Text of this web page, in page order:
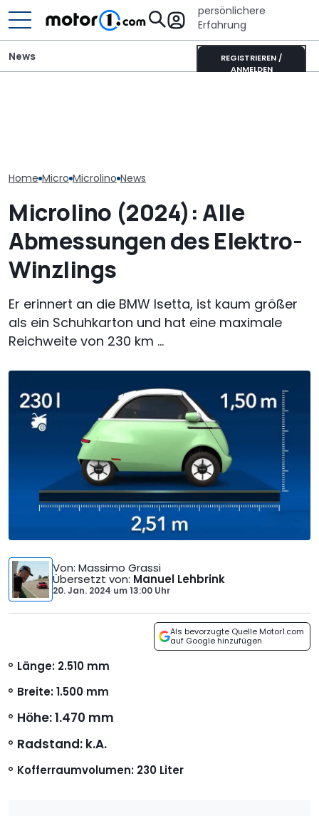
persönlichere
Erfahrung
REGISTRIEREN /
ANMELDEN
News
Home Micro Microlino News
Microlino (2024): Alle
Abmessungen des Elektro-
Winzlings
Er erinnert an die BMW Isetta, ist kaum größer
als ein Schuhkarton und hat eine maximale
Reichweite von 230 km ...
Von: Massimo Grassi
Übersetzt von: Manuel Lehbrink
20. Jan. 2024 um13:00 Uhr
Als bevorzugte Quelle Motor1.com
auf Google hinzufügen
Länge: 2.510 mm
Breite:1.500 mm
Höhe:1.470 mm
Radstand: k.A.
Kofferraumvolumen: 230 Liter